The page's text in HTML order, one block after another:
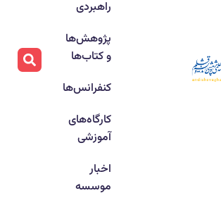
راهبردی
پژوهش‌ها
و کتاب‌ها
کنفرانس‌ها
کارگاه‌های
آموزشی
اخبار
موسسه